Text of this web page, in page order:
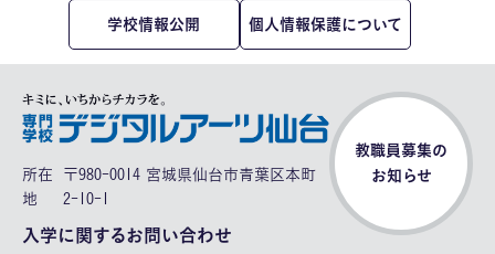
学校情報公開 個人情報保護について
所在
地
〒980-0014 宮城県仙台市青葉区本町
2-10-1
入学に関するお問い合わせ
教職員募集の
お知らせ